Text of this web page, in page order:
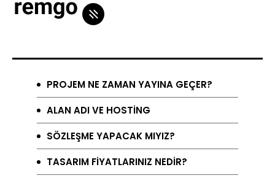
PROJEM NE ZAMAN YAYINA GEÇER?
ALAN ADI VE HOSTİNG
SÖZLEŞME YAPACAK MIYIZ?
TASARIM FİYATLARINIZ NEDİR?